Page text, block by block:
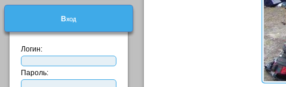
Вход
Логин:
Пароль: